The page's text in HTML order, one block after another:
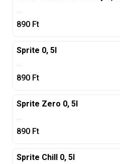
...
890 Ft
Sprite 0, 5l
...
890 Ft
Sprite Zero 0, 5l
...
890 Ft
Sprite Chill 0, 5l